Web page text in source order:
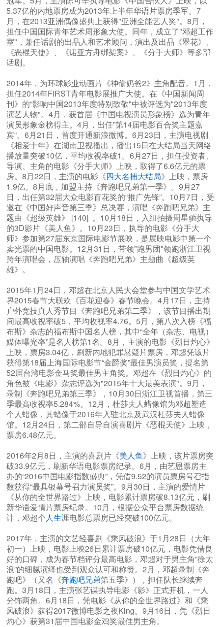
5.37亿的内地票房成为2013年上半年华语片票房季军。7
月，在2013亚洲偶像盛典上获得"亚洲全能艺人奖"。8月，
担任中国国际青年艺术周形象大使。同年，成立了"邓超工作
室"，兼任话剧的出品人和艺术顾问，演出及出品《翠花》、
《恶棍天使》、《诺亚方舟绑架案》、《分手大师》等多部
话剧。
2014年，为环球影业动画片《神偷奶爸2》主角配音。1月，
担任2014年FIRST青年电影展推广大使。在《中国新闻周
刊》的“影响中国2013年度特别致敬"中被评选为"2013年度
演艺人物"。4月，获首届《中国电视演员形象榜》选为青年
演员形象金榜得主。4月，出任”第14届电影百合奖主题嘉
宾“。6月21日，首度开通新浪微博。6月23日，主演电视剧
《相爱十年》在湖南卫视播出，播出15日在大结局当天网络
播放量突破10亿，平均收视率破1。6月27日，担任投资者、
导演、主角的电影《分手大师》上映，取得了6.6亿元的票
房。8月22日，主演的电影《四大名捕大结局》上映，票房
1.9亿。8月底，加盟主持《奔跑吧兄弟第一季》。9月27
日，出任第32届大众电影百花奖的“推广先锋”。10月7日，受
邀在《中国好声音第三季》总决赛，演唱《奔跑吧兄弟》主
题曲《超级英雄》 [140] 。10月18日，入组拍摄周星驰执导
的3D影片《美人鱼》。10月23日，执导的电影《分手大
师》参加第27届东京国际电影节展映，是展映电影中第一个
卖光票的中国电影。12月31日，带领"跑男团"领跑浙江卫视
跨年演唱会，压轴演唱《奔跑吧兄弟》主题曲《超级英
雄》。
2015年1月24日，邓超在北京人民大会堂参与中国文学艺术
界2015春节大联欢《百花迎春》春节晚会。4月17日，主持
户外竞技真人秀节目《奔跑吧兄弟第二季》，该节目播出期
间最高收视率破5，平均收视率4.76。5月，第八次入榜《福
布斯》杂志的福布斯中国名人榜，其中“全年（杂志、电视）
媒体曝光率”是名人榜第1名。8月，主演的电影《烈日灼心》
上映，票房3.04亿，刷新内地犯罪悬疑片票房，邓超凭该片
获得第18届上海国际电影节“金爵奖”最佳男演员奖，提名第
52届台湾电影金马奖最佳男主角奖。邓超在《烈日灼心》的
角色被《电影》杂志评选为"2015年十大最美表演"。9月，
录制《奔跑吧兄弟第三季》，10月30日浙江卫视首播，第三
季最高收视率5.284%。12月，杜莎夫人蜡像馆为邓超塑造
个人蜡像，其蜡像于2016年入驻北京及武汉杜莎夫人蜡像
馆。12月24日，第二部自导自演喜剧片《恶棍天使》上映，
票房6.48亿元。
2016年2月8日，主演的喜剧片《美人鱼》上映，该片票房突
破33.9亿元，刷新华语电影票房纪录。6月，由艺恩票房主
办的“2016中国电影指数盛典”，凭借9.52的演员票房号召指
数获得“最具银幕号召力演员奖”。9月30日，主演的爱情片
《从你的全世界路过》上映，电影累计票房破8.13亿元，刷
新华语爱情片票房纪录。10月，根据公众平台票房数据统
计，邓超个人生涯电影总票房已经突破100亿元。
2017年，主演的文艺轻喜剧《乘风破浪》于1月28日（大年
初一）上映，电影上映26日累计票房破10亿元，电影凭借良
好的口碑，成为春节档评分最高电影，邓超对于男主角“徐太
浪”的细腻演绎也受到观众认可和称赞。2月，邓超录制《奔
跑吧》（又名《奔跑吧兄弟第五季》），担任队长继续奔
跑。3月18日，主演张艺谋执导电影《影》正式开机，一人
分饰两角。6月18日，凭电影《从你的全世界路过》和《乘
风破浪》获得2017微博电影之夜King。9月16日，凭《烈日
灼心》获第31届中国电影金鸡奖最佳男主角。